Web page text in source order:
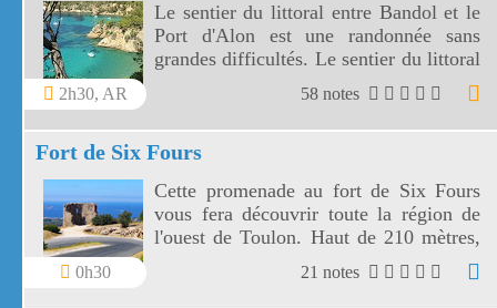
2h30, AR
Le sentier du littoral entre Bandol et le
Port d'Alon est une randonnée sans
grandes difficultés. Le sentier du littoral
Bandol Port d'Alon offre des paysages
58 notes
Fort de Six Fours
0h30
Cette promenade au fort de Six Fours
vous fera découvrir toute la région de
l'ouest de Toulon. Haut de 210 mètres,
le fort de Six Fours vous offre un vaste
panorama vers une côte découpée, des
21 notes